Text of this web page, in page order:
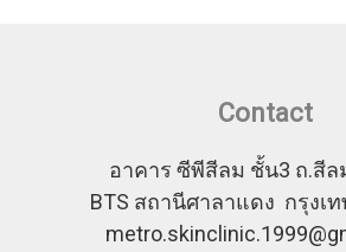
Contact
อาคาร ซีพีสีลม ชั้น3 ถ.สีล
BTS สถานีศาลาแดง กรุงเ